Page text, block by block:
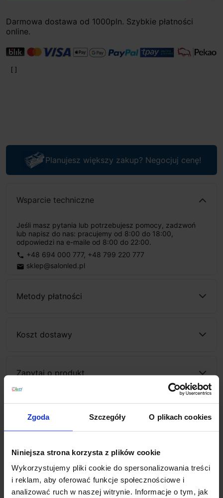
Zgoda Szczegóły O plikach cookies
Niniejsza strona korzysta z plików cookie
Wykorzystujemy pliki cookie do spersonalizowania treści
i reklam, aby oferować funkcje społecznościowe i
analizować ruch w naszej witrynie. Informacje o tym, jak
Darmowa dostawa od 1000pln. Szybkie płatności
online.
Planujesz większy zakup? Negocjuj cenę!
Wsparcie techniczne
Jeśli masz pytania lub potrzebujesz pomocy, zadzwoń
lub napisz do nas: pracujemy od 8:00 do 18:00,
odpowiedzi na e-maile od 8:00 do 22:00.
phone +48 694 000 777, +48 799 220 777
email sklep@salonled.pl
Metody płatności
Koszt dostawy
Zapytaj o produkt
LEDS-C4 GAMMA 10-6420to rodzina lamp
biurkowych LED o bogatej kolorystyce do wyboru:
biały, złoty, nikiel lub miejski szary. Lampa posiada
wbudowaną diodę LED o mocy 2,2W, która zapewnia